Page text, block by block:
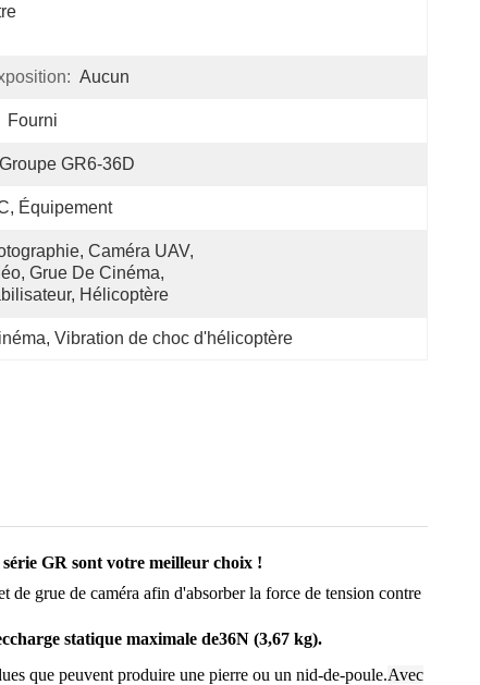
Aucun
Fourni
GR6-36D
Équipement
Caméra UAV,
Grue De Cinéma,
Hélicoptère
, Vibration de choc d'hélicoptère
GR sont votre meilleur choix !
grue de caméra afin d'absorber la force de tension contre
charge statique maximale de36N (3,67 kg).
que peuvent produire une pierre ou un nid-de-poule.Avec